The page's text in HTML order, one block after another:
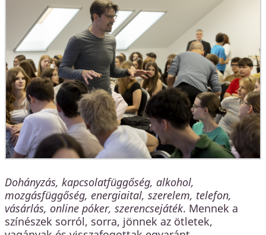
Dohányzás, kapcsolatfüggőség, alkohol,
mozgásfüggőség, energiaital, szerelem, telefon,
vásárlás, online póker, szerencsejáték. Mennek a
színészek sorról, sorra, jönnek az ötletek,